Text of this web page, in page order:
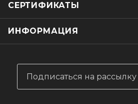
Влагоотводящая термоткань
обеспечивающая необходимую
Продуманная система вентиляции
Сертификаты безопасности CE EN
Стильный дизайн.
Можно стирать в машинке
Вес - 600 гр.
СЕРТИФИКАТЫ
ИНФОРМАЦИЯ
Подписаться на рассылку